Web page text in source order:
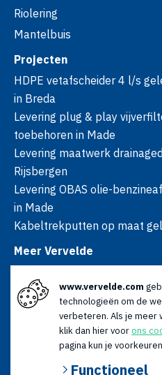
Riolering
Mantelbuis
Projecten
HDPE vetafscheider 4 l/s
in Breda
Levering plug & play
toebehoren in Made
Levering maatwerk
Rijsbergen
Levering OBAS olie-
in Made
Kabeltrekputten op maat
Meer Vervelde
Nieuws
Advies
Openingstijden
Ma t/m vr: 08:00 - 17:00
www.vervelde.com
technologieën om de
verbeteren. Als je meer
klik dan hier voorons
pagina kun je
Functioneel